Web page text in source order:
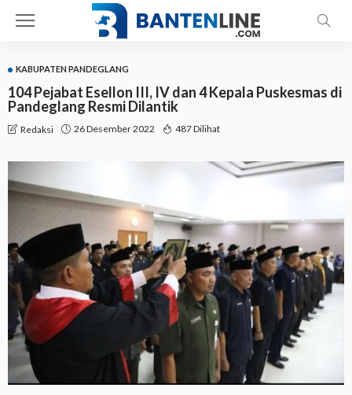
KABUPATEN PANDEGLANG
104 Pejabat Esellon III, IV dan 4 Kepala Puskesmas di
Pandeglang Resmi Dilantik
Redaksi 26 Desember 2022 487 Dilihat